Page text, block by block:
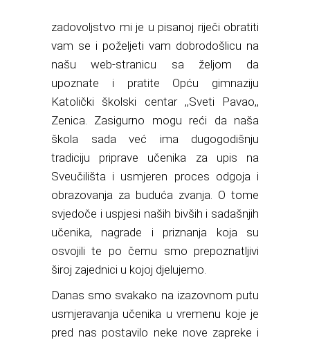
zadovoljstvo mi je u pisanoj riječi obratiti
vam se i poželjeti vam dobrodošlicu na
našu web-stranicu sa željom da
upoznate i pratite Opću gimnaziju
Katolički školski centar ,,Sveti Pavao,,
Zenica. Zasigurno mogu reći da naša
škola sada već ima dugogodišnju
tradiciju priprave učenika za upis na
Sveučilišta i usmjeren proces odgoja i
obrazovanja za buduća zvanja. O tome
svjedoče i uspjesi naših bivših i sadašnjih
učenika, nagrade i priznanja koja su
osvojili te po čemu smo prepoznatljivi
široj zajednici u kojoj djelujemo.
Danas smo svakako na izazovnom putu
usmjeravanja učenika u vremenu koje je
pred nas postavilo neke nove zapreke i